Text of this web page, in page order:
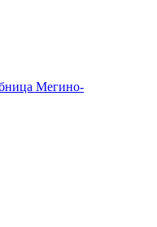
Мегино-